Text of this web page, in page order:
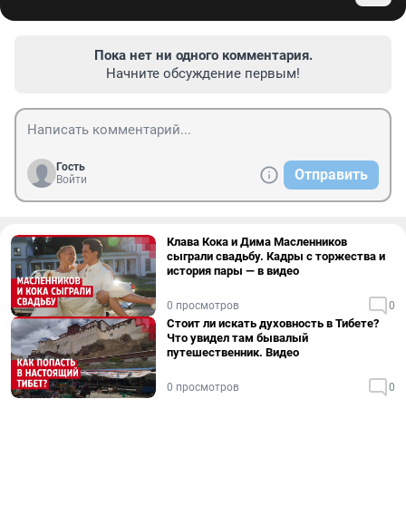
Пока нет ни одного комментария.
Начните обсуждение первым!
Гость
Войти
Отправить
Клава Кока и Дима Масленников
сыграли свадьбу. Кадры с торжества и
история пары — в видео
0 просмотров 0
Стоит ли искать духовность в Тибете?
Что увидел там бывалый
путешественник. Видео
0 просмотров 0